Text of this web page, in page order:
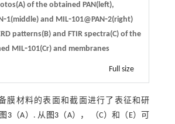
of the obtained PAN(left),
and MIL⁃101@PAN⁃2(right)
patterns(B) and FTIR spectra(C) of the
MIL⁃101(Cr) and membranes
Full size
膜材料的表面和截面进行了表征和研
图3（A）. 从 图3 （A）， （C）和（E）可